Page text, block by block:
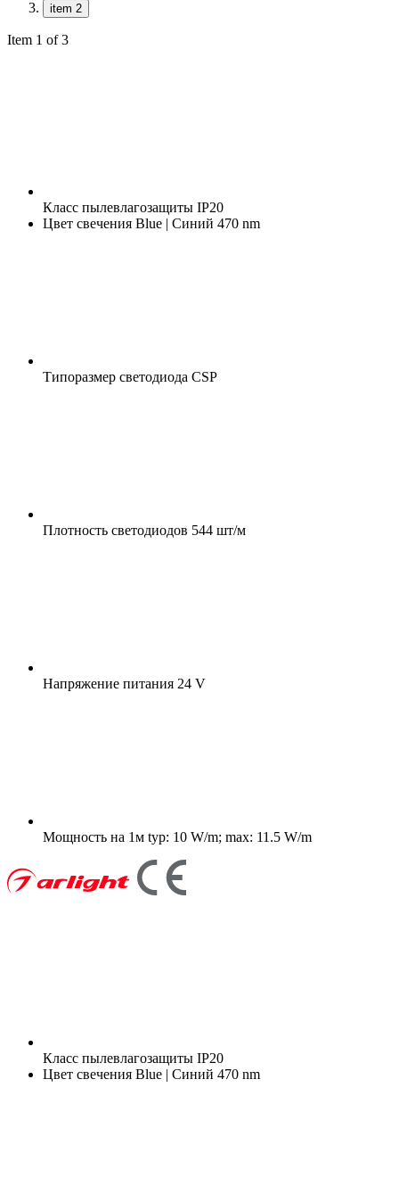
item 2
Item 1 of 3
Класс пылевлагозащиты IP20
Цвет свечения Blue | Синий 470 nm
Типоразмер светодиода CSP
Плотность светодиодов 544 шт/м
Напряжение питания 24 V
Мощность на 1м typ: 10 W/m; max: 11.5 W/m
Класс пылевлагозащиты IP20
Цвет свечения Blue | Синий 470 nm